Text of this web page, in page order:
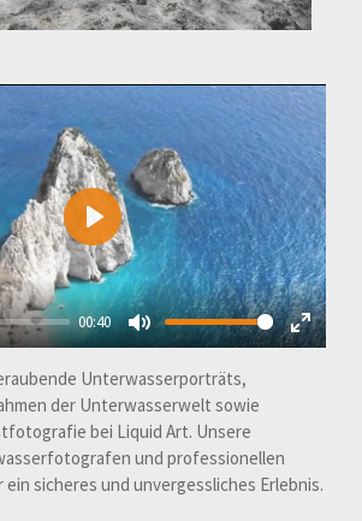
00:40
M
u
t
e
E
f
P
l
a
y
Unterwasserporträts,
der Unterwasserwelt sowie
bei Liquid Art. Unsere
und professionellen
sicheres und unvergessliches Erlebnis.